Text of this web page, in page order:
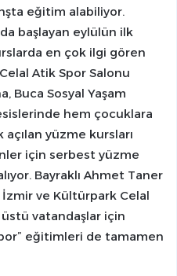
eğitim alabiliyor.
başlayan eylülün ilk
en çok ilgi gören
Atik Spor Salonu
Buca Sosyal Yaşam
hem çocuklara
yüzme kursları
için serbest yüzme
Bayraklı Ahmet Taner
İzmir ve Kültürpark Celal
üstü vatandaşlar için
eğitimleri de tamamen